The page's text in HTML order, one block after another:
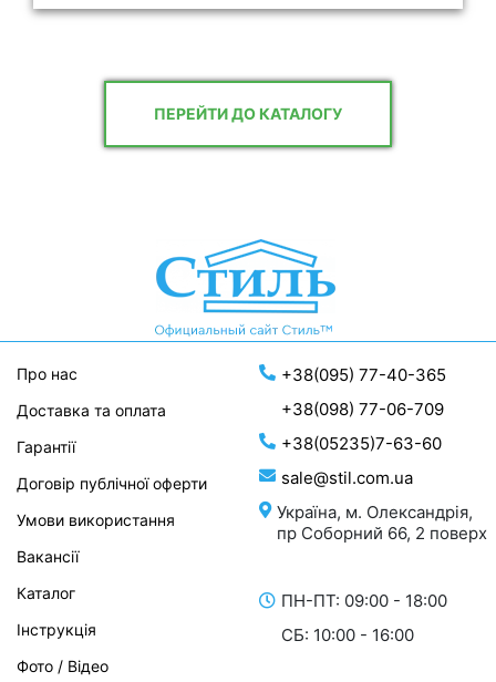
ПЕРЕЙТИ ДО КАТАЛОГУ
+38(095) 77-40-365
+38(098) 77-06-709
+38(05235)7-63-60
sale@stil.com.ua
Україна, м. Олександрія,
пр Соборний 66, 2 поверх
ПН-ПТ: 09:00 - 18:00
СБ: 10:00 - 16:00
Про нас
Доставка та оплата
Гарантії
Договір публічної оферти
Умови використання
Вакансії
Каталог
Інструкція
Фото / Відео